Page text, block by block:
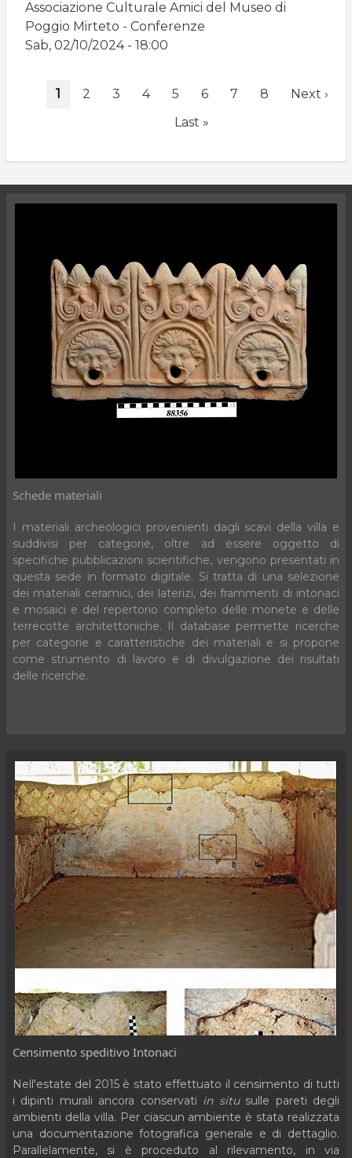
Associazione Culturale Amici del Museo di
Poggio Mirteto - Conferenze
Sab, 02/10/2024 - 18:00
Pagina
1 Page
2 Page
3 Page
4 Page
5 Page
6 Page
7 Page
8
Pagina
Next ›
Ultima
Last »
Schede materiali
I materiali archeologici provenienti dagli scavi della villa e
suddivisi per categorie, oltre ad essere oggetto di
specifiche pubblicazioni scientifiche, vengono presentati in
questa sede in formato digitale. Si tratta di una selezione
dei materiali ceramici, dei laterizi, dei frammenti di intonaci
e mosaici e del repertorio completo delle monete e delle
terrecotte architettoniche. Il database permette ricerche
per categorie e caratteristiche dei materiali e si propone
come strumento di lavoro e di divulgazione dei risultati
delle ricerche.
Censimento speditivo Intonaci
Nell'estate del 2015 è stato effettuato il censimento di tutti
i dipinti murali ancora conservati in situsulle pareti degli
ambienti della villa. Per ciascun ambiente è stata realizzata
una documentazione fotografica generale e di dettaglio.
Parallelamente, si è proceduto al rilevamento, in via